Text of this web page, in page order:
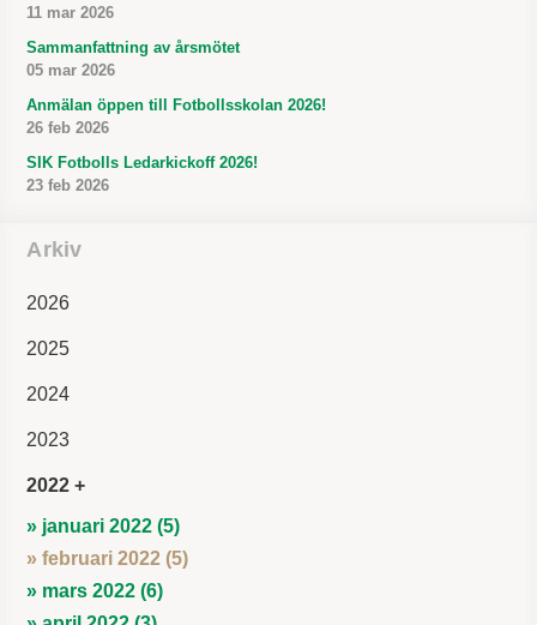
11 mar 2026
Sammanfattning av årsmötet
05 mar 2026
Anmälan öppen till Fotbollsskolan 2026!
26 feb 2026
SIK Fotbolls Ledarkickoff 2026!
23 feb 2026
Arkiv
2026
2025
2024
2023
2022
» januari 2022 (5)
» februari 2022 (5)
» mars 2022 (6)